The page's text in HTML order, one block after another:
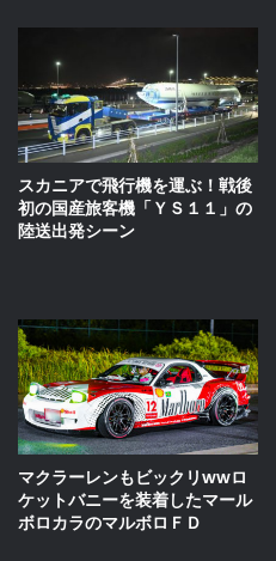
スカニアで飛行機を運ぶ！戦後
初の国産旅客機「ＹＳ１１」の
陸送出発シーン
マクラーレンもビックリwwロ
ケットバニーを装着したマール
ボロカラのマルボロＦＤ